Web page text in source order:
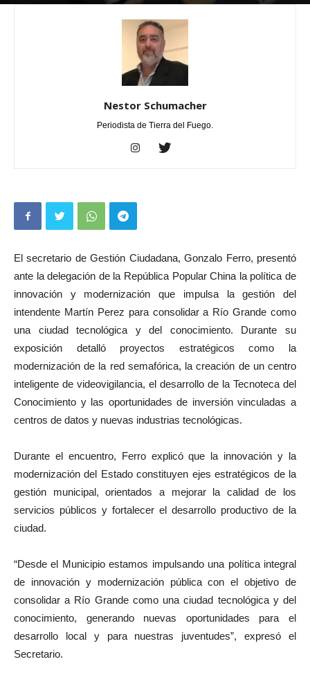
Nestor Schumacher
Periodista de Tierra del Fuego.
El secretario de Gestión Ciudadana, Gonzalo Ferro, presentó
ante la delegación de la República Popular China la política de
innovación y modernización que impulsa la gestión del
intendente Martín Perez para consolidar a Río Grande como
una ciudad tecnológica y del conocimiento. Durante su
exposición detalló proyectos estratégicos como la
modernización de la red semafórica, la creación de un centro
inteligente de videovigilancia, el desarrollo de la Tecnoteca del
Conocimiento y las oportunidades de inversión vinculadas a
centros de datos y nuevas industrias tecnológicas.
Durante el encuentro, Ferro explicó que la innovación y la
modernización del Estado constituyen ejes estratégicos de la
gestión municipal, orientados a mejorar la calidad de los
servicios públicos y fortalecer el desarrollo productivo de la
ciudad.
“Desde el Municipio estamos impulsando una política integral
de innovación y modernización pública con el objetivo de
consolidar a Río Grande como una ciudad tecnológica y del
conocimiento, generando nuevas oportunidades para el
desarrollo local y para nuestras juventudes”, expresó el
Secretario.